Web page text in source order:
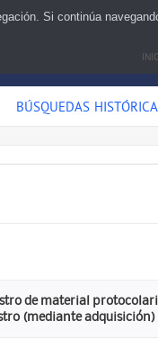
BÚSQUEDAS
de material
(mediante adquisición)
Si continúa